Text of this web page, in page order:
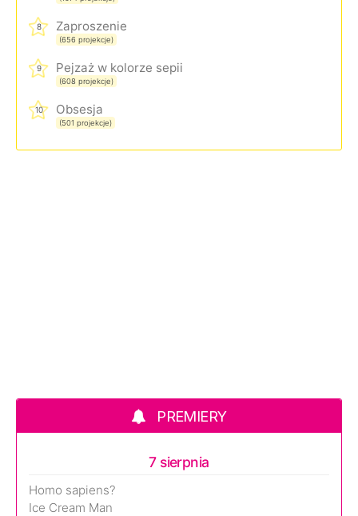
8 Zaproszenie
(656 projekcje)
9 Pejzaż w kolorze sepii
(608 projekcje)
10 Obsesja
(501 projekcje)
PREMIERY
7 sierpnia
Homo sapiens?
Ice Cream Man